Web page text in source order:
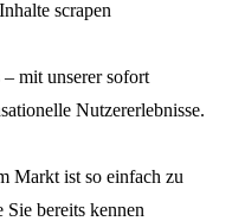
scrapen
mit unserer sofort
Nutzererlebnisse.
Markt ist so einfach zu
bereits kennen